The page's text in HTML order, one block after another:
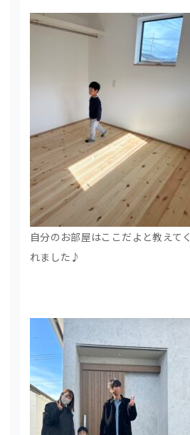
自分のお部屋はここだよと教えてく
れました♪